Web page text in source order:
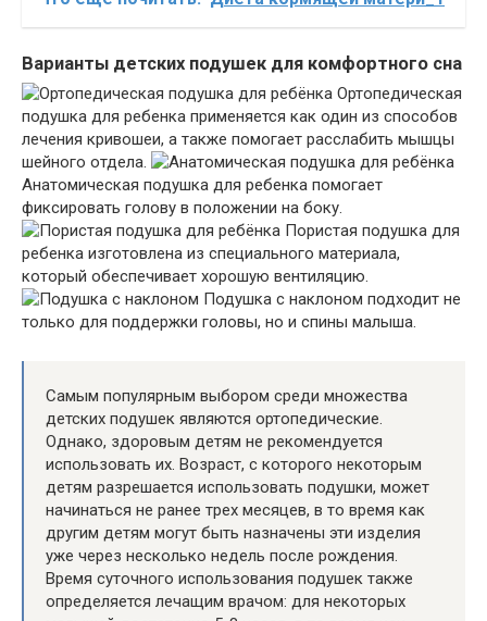
Варианты детских подушек для комфортного сна
Ортопедическая
подушка для ребенка применяется как один из способов
лечения кривошеи, а также помогает расслабить мышцы
шейного отдела.
Анатомическая подушка для ребенка помогает
фиксировать голову в положении на боку.
Пористая подушка для
ребенка изготовлена из специального материала,
который обеспечивает хорошую вентиляцию.
Подушка с наклоном подходит не
только для поддержки головы, но и спины малыша.
Самым популярным выбором среди множества
детских подушек являются ортопедические.
Однако, здоровым детям не рекомендуется
использовать их. Возраст, с которого некоторым
детям разрешается использовать подушки, может
начинаться не ранее трех месяцев, в то время как
другим детям могут быть назначены эти изделия
уже через несколько недель после рождения.
Время суточного использования подушек также
определяется лечащим врачом: для некоторых